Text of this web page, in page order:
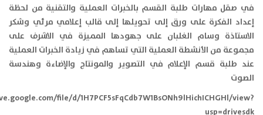
في صقل مهارات طلبة القسم بالخبرات العملية والتقنية من لحظة
إعداد الفكرة على ورق إلى تحويلها إلى قالب إعلامي مرئي وشكر
الاستاذة وسام الغلبان على جهودها المميزة في الاشرف على
مجموعة من الأنشطة العملية التي تساهم في زيادة الخبرات العملية
عند طلبة قسم الإعلام في التصوير والمونتاج والإضاءة وهندسة
الصوت
file/d/1H7PCF5sFqCdb7W1BsONh9lHichICHGHl/view?
usp=drivesdk